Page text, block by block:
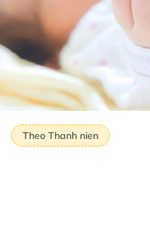
Theo Thanh nien